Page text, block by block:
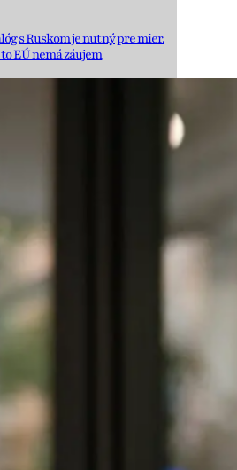
s Ruskom je nutný pre mier.
to EÚ nemá záujem